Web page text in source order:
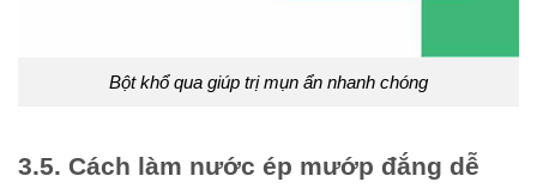
Bột khổ qua giúp trị mụn ẩn nhanh chóng
3.5. Cách làm nước ép mướp đắng dễ